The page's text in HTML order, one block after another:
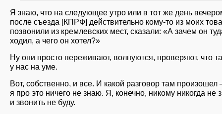
Я знаю, что на следующее утро или в тот же день
после съезда [КПРФ] действительно кому-то из моих
позвонили из кремлевских мест, сказали: «А зачем он
ходил, а чего он хотел?»
Ну они просто переживают, волнуются, проверяют, что
у нас на уме.
Вот, собственно, и все. И какой разговор там
я про это ничего не знаю. Я, конечно, никому никогда не
и звонить не буду.